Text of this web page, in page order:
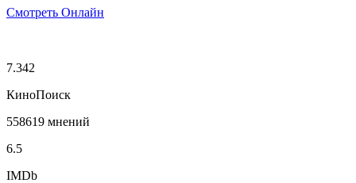
Смотреть Онлайн
7.342
КиноПоиск
558619 мнений
6.5
IMDb